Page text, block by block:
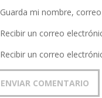
Guarda mi nombre,
Recibir un correo
Recibir un correo